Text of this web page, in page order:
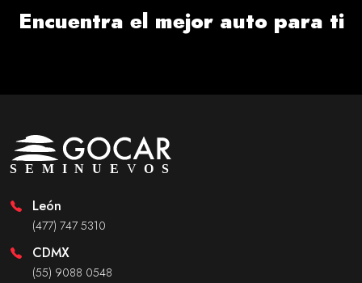
Encuentra el mejor auto para ti
León
(477) 747 5310
CDMX
(55) 9088 0548